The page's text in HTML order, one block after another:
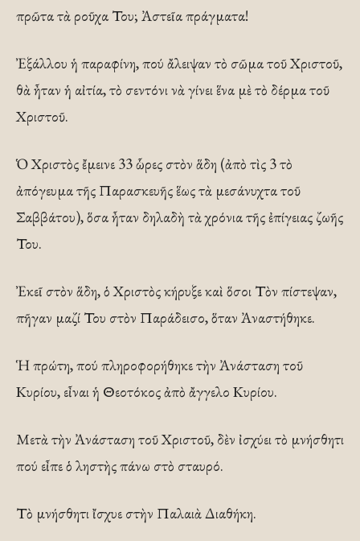
πρῶτα τὰ ροῦχα Του; Ἀστεῖα πράγματα!
Ἐξάλλου ἡ παραφίνη, πού ἄλειψαν τὸ σῶμα τοῦ Χριστοῦ,
θὰ ἦταν ἡ αἰτία, τὸ σεντόνι νὰ γίνει ἕνα μὲ τὸ δέρμα τοῦ
Χριστοῦ.
Ὁ Χριστὸς ἔμεινε 33 ὧρες στὸν ἅδη (ἀπὸ τὶς 3 τὸ
ἀπόγευμα τῆς Παρασκευῆς ἕως τὰ μεσάνυχτα τοῦ
Σαββάτου), ὅσα ἦταν δηλαδὴ τὰ χρόνια τῆς ἐπίγειας ζωῆς
Του.
Ἐκεῖ στὸν ἅδη, ὁ Χριστὸς κήρυξε καὶ ὅσοι Τὸν πίστεψαν,
πῆγαν μαζί Του στὸν Παράδεισο, ὅταν Ἀναστήθηκε.
Ἡ πρώτη, πού πληροφορήθηκε τὴν Ἀνάσταση τοῦ
Κυρίου, εἶναι ἡ Θεοτόκος ἀπὸ ἄγγελο Κυρίου.
Μετὰ τὴν Ἀνάσταση τοῦ Χριστοῦ, δὲν ἰσχύει τὸ μνήσθητι
πού εἶπε ὁ ληστὴς πάνω στὸ σταυρό.
Τὸ μνήσθητι ἴσχυε στὴν Παλαιὰ Διαθήκη.